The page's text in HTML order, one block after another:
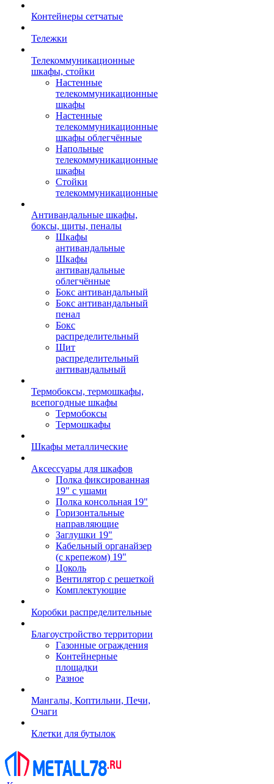
Контейнеры сетчатые
Тележки
Телекоммуникационные
шкафы, стойки
Настенные
телекоммуникационные
шкафы
Настенные
телекоммуникационные
шкафы облегчённые
Напольные
телекоммуникационные
шкафы
Стойки
телекоммуникационные
Антивандальные шкафы,
боксы, щиты, пеналы
Шкафы
антивандальные
Шкафы
антивандальные
облегчённые
Бокс антивандальный
Бокс антивандальный
пенал
Бокс
распределительный
Щит
распределительный
антивандальный
Термобоксы, термошкафы,
всепогодные шкафы
Термобоксы
Термошкафы
Шкафы металлические
Аксессуары для шкафов
Полка фиксированная
19" с ушами
Полка консольная 19"
Горизонтальные
направляющие
Заглушки 19"
Кабельный органайзер
(с крепежом) 19"
Цоколь
Вентилятор с решеткой
Комплектующие
Коробки распределительные
Благоустройство территории
Газонные ограждения
Контейнерные
площадки
Разное
Мангалы, Коптильни, Печи,
Очаги
Клетки для бутылок